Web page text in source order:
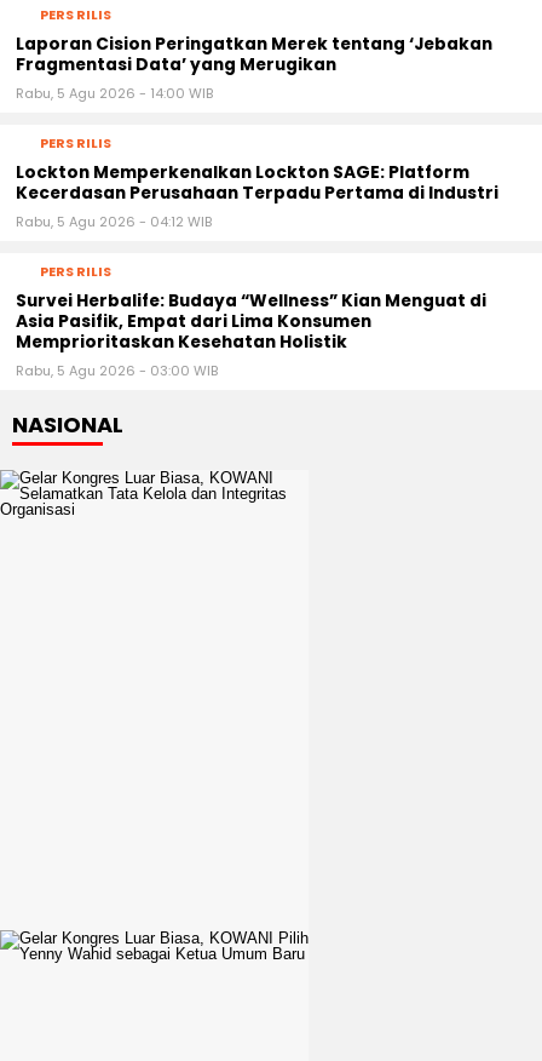
PERS RILIS
Laporan Cision Peringatkan Merek tentang ‘Jebakan
Fragmentasi Data’ yang Merugikan
Rabu, 5 Agu 2026 - 14:00 WIB
PERS RILIS
Lockton Memperkenalkan Lockton SAGE: Platform
Kecerdasan Perusahaan Terpadu Pertama di Industri
Rabu, 5 Agu 2026 - 04:12 WIB
PERS RILIS
Survei Herbalife: Budaya “Wellness” Kian Menguat di
Asia Pasifik, Empat dari Lima Konsumen
Memprioritaskan Kesehatan Holistik
Rabu, 5 Agu 2026 - 03:00 WIB
NASIONAL